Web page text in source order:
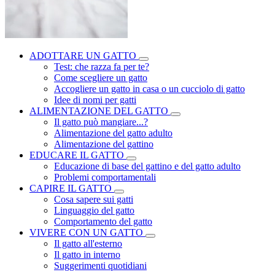
ADOTTARE UN GATTO
Test: che razza fa per te?
Come scegliere un gatto
Accogliere un gatto in casa o un cucciolo di gatto
Idee di nomi per gatti
ALIMENTAZIONE DEL GATTO
Il gatto può mangiare...?
Alimentazione del gatto adulto
Alimentazione del gattino
EDUCARE IL GATTO
Educazione di base del gattino e del gatto adulto
Problemi comportamentali
CAPIRE IL GATTO
Cosa sapere sui gatti
Linguaggio del gatto
Comportamento del gatto
VIVERE CON UN GATTO
Il gatto all'esterno
Il gatto in interno
Suggerimenti quotidiani